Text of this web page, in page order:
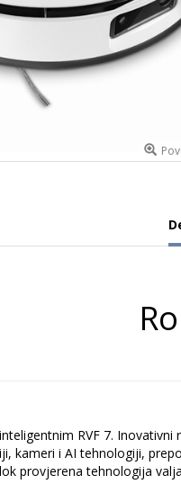
RVF 7.
kameri i AI tehnologiji,
provjerena tehnologija